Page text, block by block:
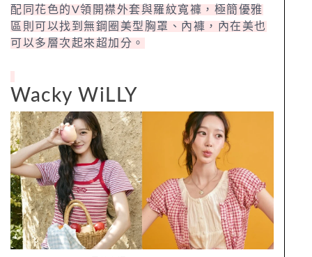
配同花色的V領開襟外套與羅紋寬褲，極簡優雅
區則可以找到無鋼圈美型胸罩、內褲，內在美也
可以多層次起來超加分。
Wacky WiLLY